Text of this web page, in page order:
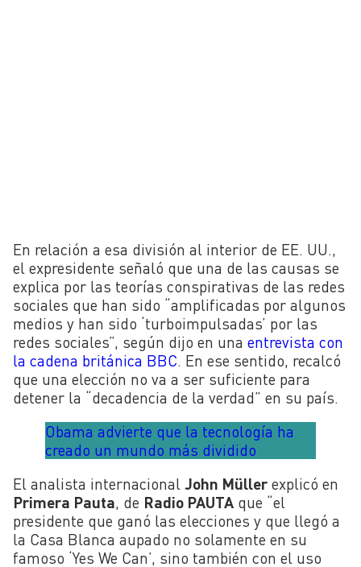
En relación a esa división al interior de EE. UU.,
el expresidente señaló que una de las causas se
explica por las teorías conspirativas de las redes
sociales que han sido “amplificadas por algunos
medios y han sido ‘turboimpulsadas’ por las
redes sociales”, según dijo en una entrevista con
la cadena británica BBC. En ese sentido, recalcó
que una elección no va a ser suficiente para
detener la “decadencia de la verdad” en su país.
Obama advierte que la tecnología ha
creado un mundo más dividido
El analista internacional John Müller explicó en
Primera Pauta, de Radio PAUTA que “el
presidente que ganó las elecciones y que llegó a
la Casa Blanca aupado no solamente en su
famoso ‘Yes We Can’, sino también con el uso